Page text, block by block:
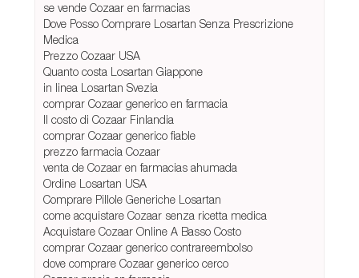
se vende Cozaar en farmacias
Dove Posso Comprare Losartan Senza Prescrizione
Medica
Prezzo Cozaar USA
Quanto costa Losartan Giappone
in linea Losartan Svezia
comprar Cozaar generico en farmacia
Il costo di Cozaar Finlandia
comprar Cozaar generico fiable
prezzo farmacia Cozaar
venta de Cozaar en farmacias ahumada
Ordine Losartan USA
Comprare Pillole Generiche Losartan
come acquistare Cozaar senza ricetta medica
Acquistare Cozaar Online A Basso Costo
comprar Cozaar generico contrareembolso
dove comprare Cozaar generico cerco